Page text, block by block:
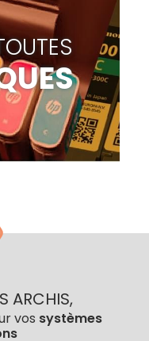
ARCHIS,
vos systèmes